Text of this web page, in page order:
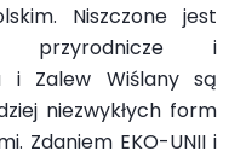
Niszczone jest
przyrodnicze i
i Zalew Wiślany są
niezwykłych form
Zdaniem EKO-UNII i